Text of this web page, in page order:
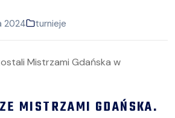
2024 turnieje
MISTRZAMI GDAŃSKA.